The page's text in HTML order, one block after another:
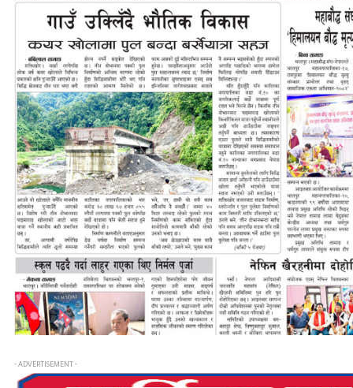
- ADVERTISEMENT -